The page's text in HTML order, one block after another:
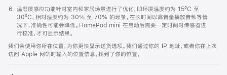
温湿度感应功能针对室内和家居场景进行了优化，即环境温度约为 15ºC 至
30ºC、相对湿度约为 30% 至 70% 的场景。在长时间以高音量播放音频等情
况下，准确性可能会降低。HomePod mini 在启动后需要一定时间对传感器进
行校准，才可显示结果。
我们会使用你所在位置，为你更快显示送货选项。我们通过你的 IP 地址，或者你在上次
访问 Apple 网站时输入的位置信息，找到了你的位置。